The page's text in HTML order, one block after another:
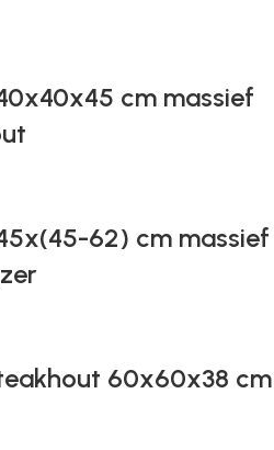
cm massief
62) cm massief
60x60x38 cm